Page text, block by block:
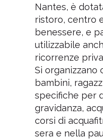
Nantes, è
ristoro, centro
benessere, e
utilizzabile
ricorrenze
Si organizzano
bambini,
specifiche per
gravidanza,
corsi di
sera e nella